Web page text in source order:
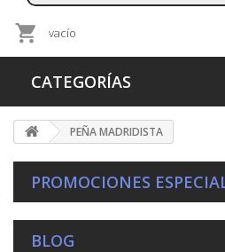
vacío
CATEGORÍAS
PEÑA MADRIDISTA
PROMOCIONES
BLOG